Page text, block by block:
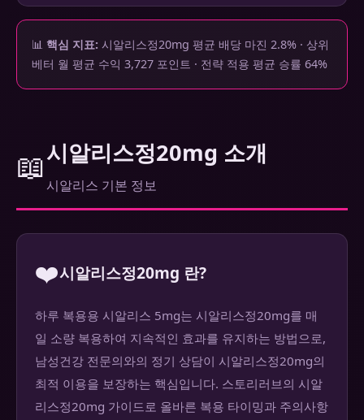
📊 핵심 지표: 시알리스정20mg 평균 배당 마진 2.8% · 상위
베터 월 평균 수익 3,727 포인트 · 전략 적용 평균 승률 64%
📖시알리스정20mg 소개
시알리스 기본 정보
❤️시알리스정20mg 란?
하루 복용용 시알리스 5mg는 시알리스정20mg를 매
일 소량 복용하여 지속적인 효과를 유지하는 방법으로,
남성건강 전문의와의 정기 상담이 시알리스정20mg의
최적 이용을 보장하는 핵심입니다. 스토리러브의 시알
리스정20mg 가이드로 올바른 복용 타이밍과 주의사항